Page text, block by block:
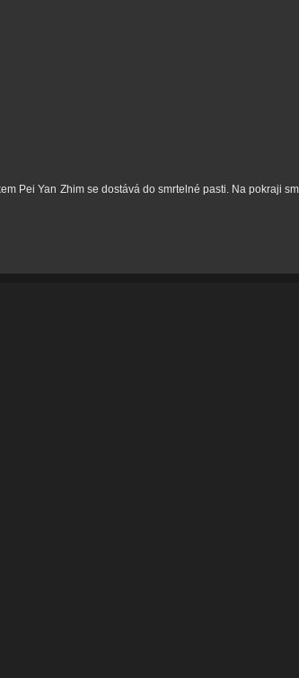
Pei Yan Zhim se dostává do smrtelné pasti. Na pokraji